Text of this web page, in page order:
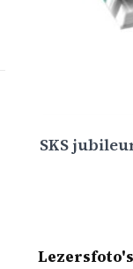
SKS
Lezersfoto's